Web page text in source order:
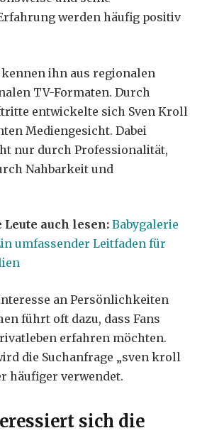
werden häufig positiv
ihn aus regionalen
TV-Formaten. Durch
entwickelte sich Sven Kroll
Mediengesicht. Dabei
nur durch Professionalität,
Nahbarkeit und
auch lesen: Babygalerie
umfassender Leitfaden für
an Persönlichkeiten
führt oft dazu, dass Fans
erfahren möchten.
die Suchanfrage „sven kroll
häufiger verwendet.
sich die